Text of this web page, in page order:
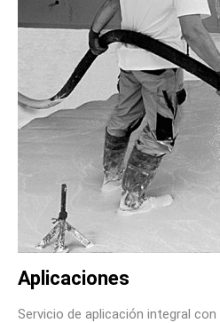
Aplicaciones
Servicio de aplicación integral